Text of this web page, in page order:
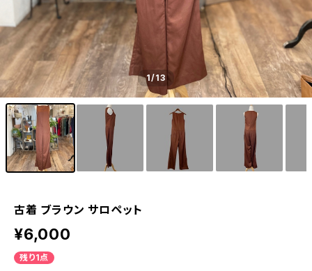
1/13
古着 ブラウン サロペット
¥6,000
残り1点